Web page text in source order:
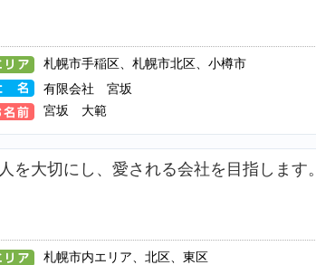
札幌市手稲区、札幌市北区、小樽市
有限会社 宮坂
宮坂 大範
人を大切にし、愛される会社を目指します。
札幌市内エリア、北区、東区